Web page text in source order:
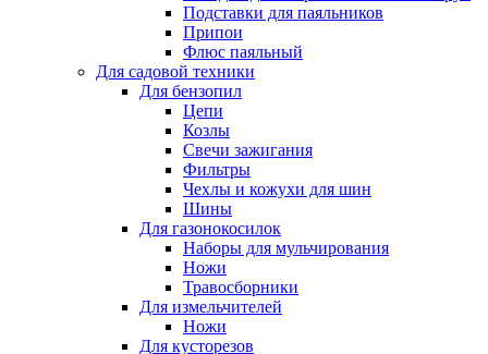
Подставки для паяльников
Припои
Флюс паяльный
Для садовой техники
Для бензопил
Цепи
Козлы
Свечи зажигания
Фильтры
Чехлы и кожухи для шин
Шины
Для газонокосилок
Наборы для мульчирования
Ножи
Травосборники
Для измельчителей
Ножи
Для кусторезов